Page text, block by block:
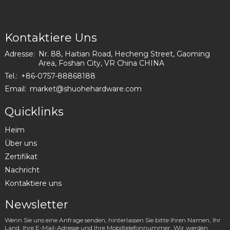
Kontaktiere Uns
Adresse: Nr. 88, Haitian Road, Hecheng Street, Gaoming
Area, Foshan City, VR China CHINA
Tel.: +86-0757-88868188
Email: market@shuohehardware.com
Quicklinks
Heim
Über uns
Zertifikat
Nachricht
Kontaktiere uns
Newsletter
Wenn Sie uns eine Anfrage senden, hinterlassen Sie bitte Ihren Namen, Ihr
Land, Ihre E-Mail-Adresse und Ihre Mobiltelefonnummer. Wir werden